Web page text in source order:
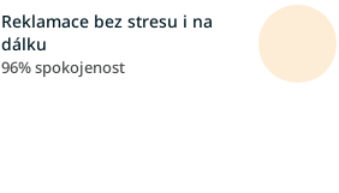
Reklamace bez stresu i na
dálku
96% spokojenost